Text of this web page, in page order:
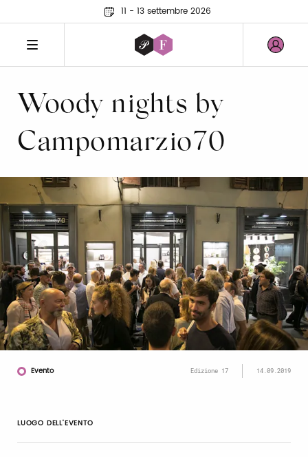
11 - 13 settembre 2026
Woody nights by
Campomarzio70
Evento Edizione 17 14.09.2019
LUOGO DELL’EVENTO